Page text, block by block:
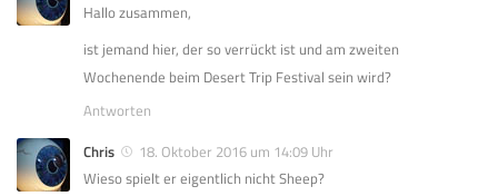
Hallo zusammen,
ist jemand hier, der so verrückt ist und am zweiten
Wochenende beim Desert Trip Festival sein wird?
Antworten
Chris
18. Oktober 2016 um 14:09 Uhr
Wieso spielt er eigentlich nicht Sheep?